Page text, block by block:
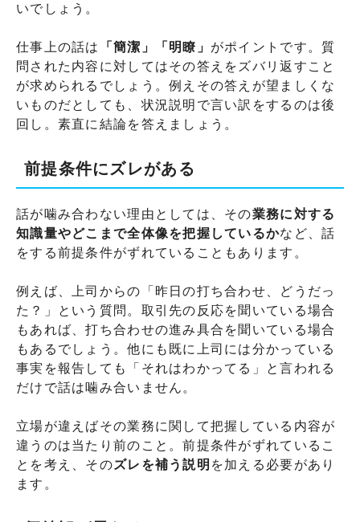
いでしょう。
仕事上の話は 「簡潔」「明瞭」 がポイントです。質
問された内容に対してはその答えをズバリ返すこと
が求められるでしょう。例えその答えが望ましくな
いものだとしても、状況説明で言い訳をするのは後
回し。素直に結論を答えましょう。
前提条件にズレがある
話が噛み合わない理由としては、その業務に対する
知識量やどこまで全体像を把握しているかなど、話
をする前提条件がずれていることもあります。
例えば、上司からの「昨日の打ち合わせ、どうだっ
た？」という質問。取引先の反応を聞いている場合
もあれば、打ち合わせの進み具合を聞いている場合
もあるでしょう。他にも既に上司には分かっている
事実を報告しても「それはわかってる」と言われる
だけで話は噛み合いません。
立場が違えばその業務に関して把握している内容が
違うのは当たり前のこと。前提条件がずれているこ
とを考え、そのズレを補う説明 を加える必要があり
ます。